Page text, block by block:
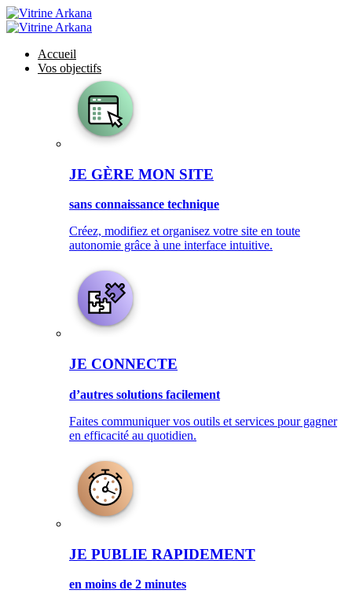
Accueil
Vos objectifs
JE GÈRE MON SITE
sans connaissance technique
Créez, modifiez et organisez votre site en toute
autonomie grâce à une interface intuitive.
JE CONNECTE
d’autres solutions facilement
Faites communiquer vos outils et services pour gagner
en efficacité au quotidien.
JE PUBLIE RAPIDEMENT
en moins de 2 minutes